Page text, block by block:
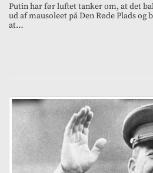
Putin har før luftet tanker om, at det
ud af mausoleet på Den Røde Plads og
at…